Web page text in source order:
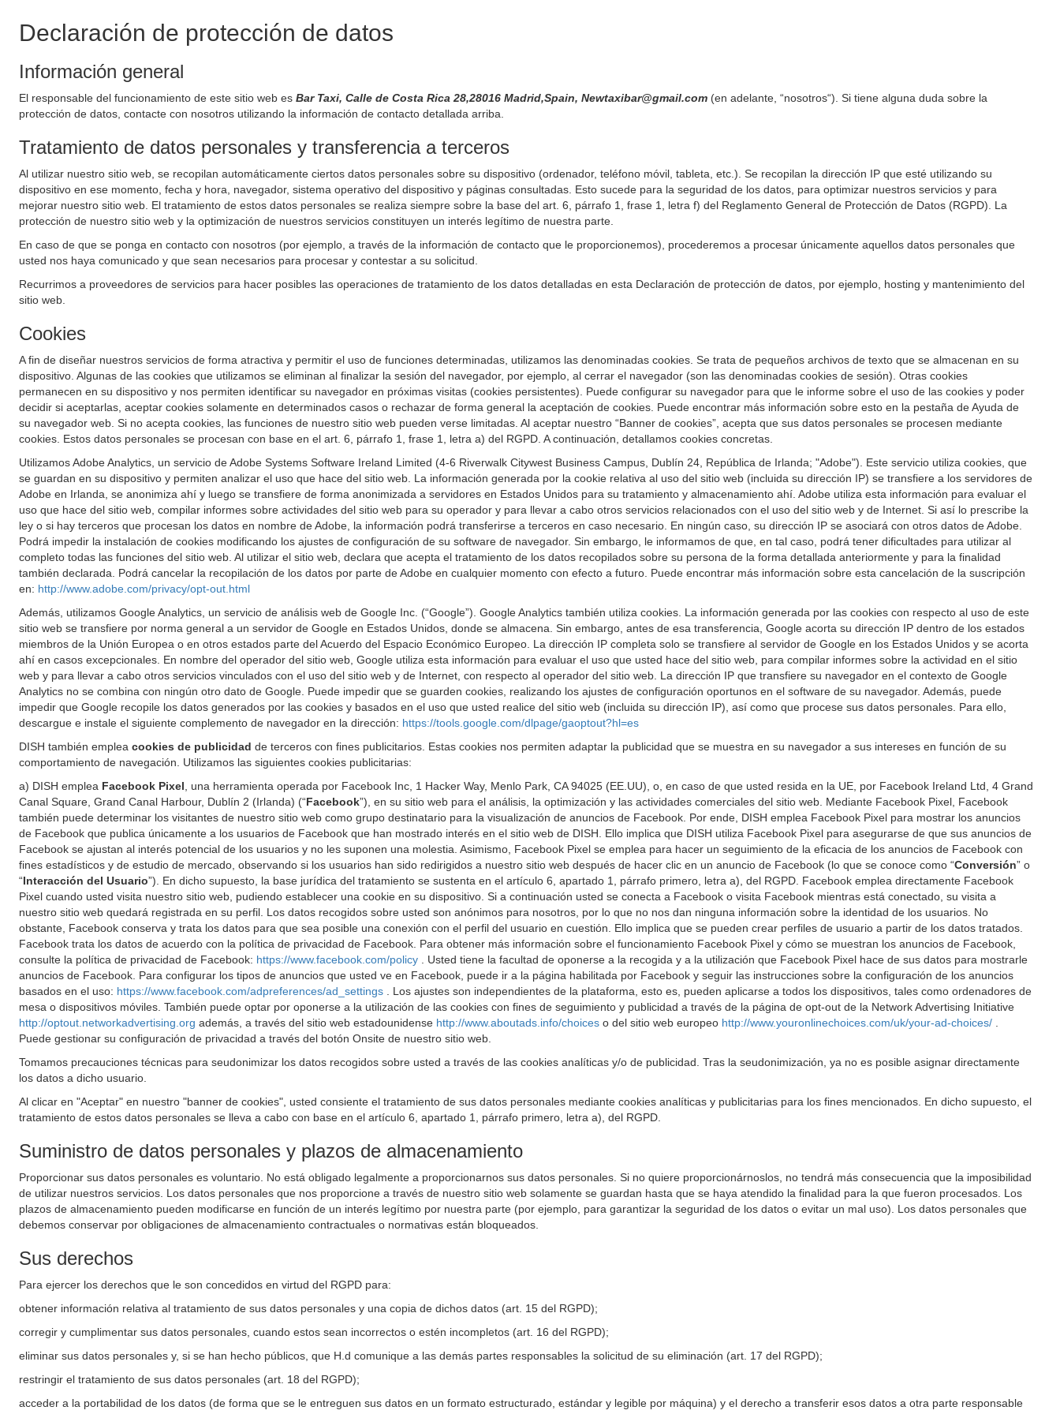
Declaración de protección de datos
Información general
El responsable del funcionamiento de este sitio web es Bar Taxi, Calle de Costa Rica 28,28016 Madrid,Spain, Newtaxibar@gmail.com (en adelante, “nosotros“). Si tiene alguna duda sobre la
protección de datos, contacte con nosotros utilizando la información de contacto detallada arriba.
Tratamiento de datos personales y transferencia a terceros
Al utilizar nuestro sitio web, se recopilan automáticamente ciertos datos personales sobre su dispositivo (ordenador, teléfono móvil, tableta, etc.). Se recopilan la dirección IP que esté utilizando su
dispositivo en ese momento, fecha y hora, navegador, sistema operativo del dispositivo y páginas consultadas. Esto sucede para la seguridad de los datos, para optimizar nuestros servicios y para
mejorar nuestro sitio web. El tratamiento de estos datos personales se realiza siempre sobre la base del art. 6, párrafo 1, frase 1, letra f) del Reglamento General de Protección de Datos (RGPD). La
protección de nuestro sitio web y la optimización de nuestros servicios constituyen un interés legítimo de nuestra parte.
En caso de que se ponga en contacto con nosotros (por ejemplo, a través de la información de contacto que le proporcionemos), procederemos a procesar únicamente aquellos datos personales que
usted nos haya comunicado y que sean necesarios para procesar y contestar a su solicitud.
Recurrimos a proveedores de servicios para hacer posibles las operaciones de tratamiento de los datos detalladas en esta Declaración de protección de datos, por ejemplo, hosting y mantenimiento del
sitio web.
Cookies
A fin de diseñar nuestros servicios de forma atractiva y permitir el uso de funciones determinadas, utilizamos las denominadas cookies. Se trata de pequeños archivos de texto que se almacenan en su
dispositivo. Algunas de las cookies que utilizamos se eliminan al finalizar la sesión del navegador, por ejemplo, al cerrar el navegador (son las denominadas cookies de sesión). Otras cookies
permanecen en su dispositivo y nos permiten identificar su navegador en próximas visitas (cookies persistentes). Puede configurar su navegador para que le informe sobre el uso de las cookies y poder
decidir si aceptarlas, aceptar cookies solamente en determinados casos o rechazar de forma general la aceptación de cookies. Puede encontrar más información sobre esto en la pestaña de Ayuda de
su navegador web. Si no acepta cookies, las funciones de nuestro sitio web pueden verse limitadas. Al aceptar nuestro “Banner de cookies”, acepta que sus datos personales se procesen mediante
cookies. Estos datos personales se procesan con base en el art. 6, párrafo 1, frase 1, letra a) del RGPD. A continuación, detallamos cookies concretas.
Utilizamos Adobe Analytics, un servicio de Adobe Systems Software Ireland Limited (4-6 Riverwalk Citywest Business Campus, Dublín 24, República de Irlanda; "Adobe"). Este servicio utiliza cookies, que
se guardan en su dispositivo y permiten analizar el uso que hace del sitio web. La información generada por la cookie relativa al uso del sitio web (incluida su dirección IP) se transfiere a los servidores de
Adobe en Irlanda, se anonimiza ahí y luego se transfiere de forma anonimizada a servidores en Estados Unidos para su tratamiento y almacenamiento ahí. Adobe utiliza esta información para evaluar el
uso que hace del sitio web, compilar informes sobre actividades del sitio web para su operador y para llevar a cabo otros servicios relacionados con el uso del sitio web y de Internet. Si así lo prescribe la
ley o si hay terceros que procesan los datos en nombre de Adobe, la información podrá transferirse a terceros en caso necesario. En ningún caso, su dirección IP se asociará con otros datos de Adobe.
Podrá impedir la instalación de cookies modificando los ajustes de configuración de su software de navegador. Sin embargo, le informamos de que, en tal caso, podrá tener dificultades para utilizar al
completo todas las funciones del sitio web. Al utilizar el sitio web, declara que acepta el tratamiento de los datos recopilados sobre su persona de la forma detallada anteriormente y para la finalidad
también declarada. Podrá cancelar la recopilación de los datos por parte de Adobe en cualquier momento con efecto a futuro. Puede encontrar más información sobre esta cancelación de la suscripción
en: http://www.adobe.com/privacy/opt-out.html
Además, utilizamos Google Analytics, un servicio de análisis web de Google Inc. (“Google”). Google Analytics también utiliza cookies. La información generada por las cookies con respecto al uso de este
sitio web se transfiere por norma general a un servidor de Google en Estados Unidos, donde se almacena. Sin embargo, antes de esa transferencia, Google acorta su dirección IP dentro de los estados
miembros de la Unión Europea o en otros estados parte del Acuerdo del Espacio Económico Europeo. La dirección IP completa solo se transfiere al servidor de Google en los Estados Unidos y se acorta
ahí en casos excepcionales. En nombre del operador del sitio web, Google utiliza esta información para evaluar el uso que usted hace del sitio web, para compilar informes sobre la actividad en el sitio
web y para llevar a cabo otros servicios vinculados con el uso del sitio web y de Internet, con respecto al operador del sitio web. La dirección IP que transfiere su navegador en el contexto de Google
Analytics no se combina con ningún otro dato de Google. Puede impedir que se guarden cookies, realizando los ajustes de configuración oportunos en el software de su navegador. Además, puede
impedir que Google recopile los datos generados por las cookies y basados en el uso que usted realice del sitio web (incluida su dirección IP), así como que procese sus datos personales. Para ello,
descargue e instale el siguiente complemento de navegador en la dirección: https://tools.google.com/dlpage/gaoptout?hl=es
DISH también emplea cookies de publicidad de terceros con fines publicitarios. Estas cookies nos permiten adaptar la publicidad que se muestra en su navegador a sus intereses en función de su
comportamiento de navegación. Utilizamos las siguientes cookies publicitarias:
a) DISH emplea Facebook Pixel , una herramienta operada por Facebook Inc, 1 Hacker Way, Menlo Park, CA 94025 (EE.UU), o, en caso de que usted resida en la UE, por Facebook Ireland Ltd, 4 Grand
Canal Square, Grand Canal Harbour, Dublín 2 (Irlanda) (“Facebook”), en su sitio web para el análisis, la optimización y las actividades comerciales del sitio web. Mediante Facebook Pixel, Facebook
también puede determinar los visitantes de nuestro sitio web como grupo destinatario para la visualización de anuncios de Facebook. Por ende, DISH emplea Facebook Pixel para mostrar los anuncios
de Facebook que publica únicamente a los usuarios de Facebook que han mostrado interés en el sitio web de DISH. Ello implica que DISH utiliza Facebook Pixel para asegurarse de que sus anuncios de
Facebook se ajustan al interés potencial de los usuarios y no les suponen una molestia. Asimismo, Facebook Pixel se emplea para hacer un seguimiento de la eficacia de los anuncios de Facebook con
fines estadísticos y de estudio de mercado, observando si los usuarios han sido redirigidos a nuestro sitio web después de hacer clic en un anuncio de Facebook (lo que se conoce como “Conversión” o
“Interacción del Usuario”). En dicho supuesto, la base jurídica del tratamiento se sustenta en el artículo 6, apartado 1, párrafo primero, letra a), del RGPD. Facebook emplea directamente Facebook
Pixel cuando usted visita nuestro sitio web, pudiendo establecer una cookie en su dispositivo. Si a continuación usted se conecta a Facebook o visita Facebook mientras está conectado, su visita a
nuestro sitio web quedará registrada en su perfil. Los datos recogidos sobre usted son anónimos para nosotros, por lo que no nos dan ninguna información sobre la identidad de los usuarios. No
obstante, Facebook conserva y trata los datos para que sea posible una conexión con el perfil del usuario en cuestión. Ello implica que se pueden crear perfiles de usuario a partir de los datos tratados.
Facebook trata los datos de acuerdo con la política de privacidad de Facebook. Para obtener más información sobre el funcionamiento Facebook Pixel y cómo se muestran los anuncios de Facebook,
consulte la política de privacidad de Facebook: https://www.facebook.com/policy
. Usted tiene la facultad de oponerse a la recogida y a la utilización que Facebook Pixel hace de sus datos para mostrarle
anuncios de Facebook. Para configurar los tipos de anuncios que usted ve en Facebook, puede ir a la página habilitada por Facebook y seguir las instrucciones sobre la configuración de los anuncios
basados en el uso: https://www.facebook.com/adpreferences/ad_settings
. Los ajustes son independientes de la plataforma, esto es, pueden aplicarse a todos los dispositivos, tales como ordenadores de
mesa o dispositivos móviles. También puede optar por oponerse a la utilización de las cookies con fines de seguimiento y publicidad a través de la página de opt-out de la Network Advertising Initiative
http://optout.networkadvertising.org además, a través del sitio web estadounidense http://www.aboutads.info/choices o del sitio web europeo http://www.youronlinechoices.com/uk/your-ad-choices/
Puede gestionar su configuración de privacidad a través del botón Onsite de nuestro sitio web.
Tomamos precauciones técnicas para seudonimizar los datos recogidos sobre usted a través de las cookies analíticas y/o de publicidad. Tras la seudonimización, ya no es posible asignar directamente
los datos a dicho usuario.
Al clicar en "Aceptar" en nuestro "banner de cookies", usted consiente el tratamiento de sus datos personales mediante cookies analíticas y publicitarias para los fines mencionados. En dicho supuesto, el
tratamiento de estos datos personales se lleva a cabo con base en el artículo 6, apartado 1, párrafo primero, letra a), del RGPD.
Suministro de datos personales y plazos de almacenamiento
Proporcionar sus datos personales es voluntario. No está obligado legalmente a proporcionarnos sus datos personales. Si no quiere proporcionárnoslos, no tendrá más consecuencia que la imposibilidad
de utilizar nuestros servicios. Los datos personales que nos proporcione a través de nuestro sitio web solamente se guardan hasta que se haya atendido la finalidad para la que fueron procesados. Los
plazos de almacenamiento pueden modificarse en función de un interés legítimo por nuestra parte (por ejemplo, para garantizar la seguridad de los datos o evitar un mal uso). Los datos personales que
debemos conservar por obligaciones de almacenamiento contractuales o normativas están bloqueados.
Sus derechos
Para ejercer los derechos que le son concedidos en virtud del RGPD para:
obtener información relativa al tratamiento de sus datos personales y una copia de dichos datos (art. 15 del RGPD);
corregir y cumplimentar sus datos personales, cuando estos sean incorrectos o estén incompletos (art. 16 del RGPD);
eliminar sus datos personales y, si se han hecho públicos, que H.d comunique a las demás partes responsables la solicitud de su eliminación (art. 17 del RGPD);
restringir el tratamiento de sus datos personales (art. 18 del RGPD);
acceder a la portabilidad de los datos (de forma que se le entreguen sus datos en un formato estructurado, estándar y legible por máquina) y el derecho a transferir esos datos a otra parte responsable